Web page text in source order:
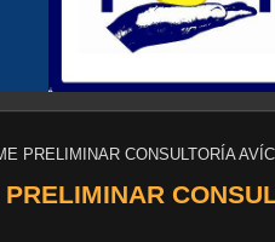
PRELIMINAR CONSULTORÍA